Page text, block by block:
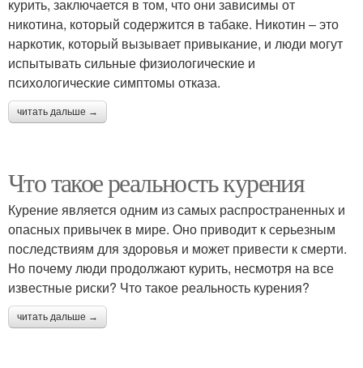
курить, заключается в том, что они зависимы от
никотина, который содержится в табаке. Никотин – это
наркотик, который вызывает привыкание, и люди могут
испытывать сильные физиологические и
психологические симптомы отказа.
читать дальше →
Что такое реальность курения
Курение является одним из самых распространенных и
опасных привычек в мире. Оно приводит к серьезным
последствиям для здоровья и может привести к смерти.
Но почему люди продолжают курить, несмотря на все
известные риски? Что такое реальность курения?
читать дальше →